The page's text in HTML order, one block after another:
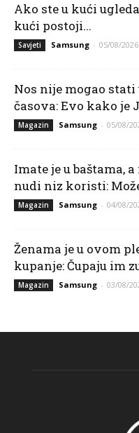
Ako ste u kući
kući postoji...
Savjeti Samsung - 05/08/2026
Nos nije mogao stati
časova: Evo kako je
Magazin Samsung - 05/08/
Imate je u baštama,
nudi niz koristi:
Magazin Samsung - 04/08/
Ženama je u ovom
kupanje: Čupaju im
Magazin Samsung - 03/08/